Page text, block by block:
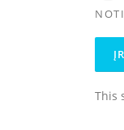
This